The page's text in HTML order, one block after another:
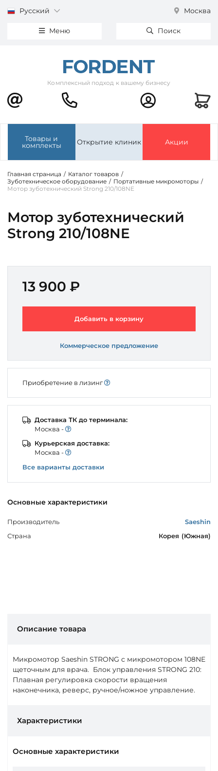
Русский Москва
Меню Поиск
Комплексный подход к вашему бизнесу
Товары и
комплекты Открытие клиник Акции
Главная страница / Каталог товаров /
Зуботехническое оборудование / Портативные микромоторы /
Мотор зуботехнический Strong 210/108NE
Мотор зуботехнический
Strong 210/108NE
Основные характеристики
Производитель
Saeshin
Страна
Корея (Южная)
13 900 ₽
Добавить в корзину
Коммерческое предложение
Приобретение в лизинг
Доставка ТК до терминала:
Моcква -
Курьерская доставка:
Моcква -
Все варианты доставки
Описание товара
Микромотор Saeshin STRONG с микромотором 108NE
щеточным для врача. Блок управления STRONG 210:
Плавная регулировка скорости вращения
наконечника, реверс, ручное/ножное управление.
Характеристики
Основные характеристики